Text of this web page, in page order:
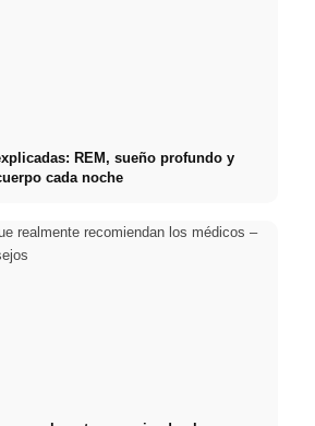
REM, sueño profundo y
cada noche